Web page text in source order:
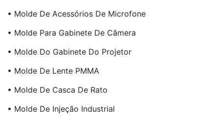
• Molde De Acessórios De Microfone
• Molde Para Gabinete De Câmera
• Molde Do Gabinete Do Projetor
• Molde De Lente PMMA
• Molde De Casca De Rato
• Molde De Injeção Industrial